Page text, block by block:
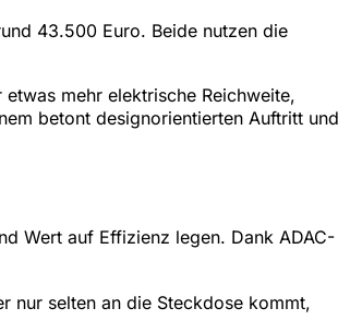
43.500 Euro. Beide nutzen die
mehr elektrische Reichweite,
betont designorientierten Auftritt und
Wert auf Effizienz legen. Dank ADAC-
nur selten an die Steckdose kommt,